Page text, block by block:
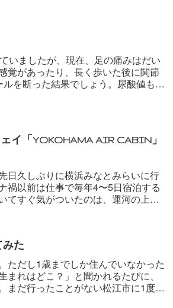
いましたが、現在、足の痛みはだい
覚があったり、長く歩いた後に関節
を断った結果でしょう。尿酸値も
イ「YOKOHAMA AIR CABIN」
日久しぶりに横浜みなとみらいに行
禍以前は仕事で毎年4〜5日宿泊する
てすぐ気がついたのは、運河の上を
みた
ただし1歳までしか住んでいなかった
れはどこ？」と聞かれるたびに、
まだ行ったことがない松江市に1度訪